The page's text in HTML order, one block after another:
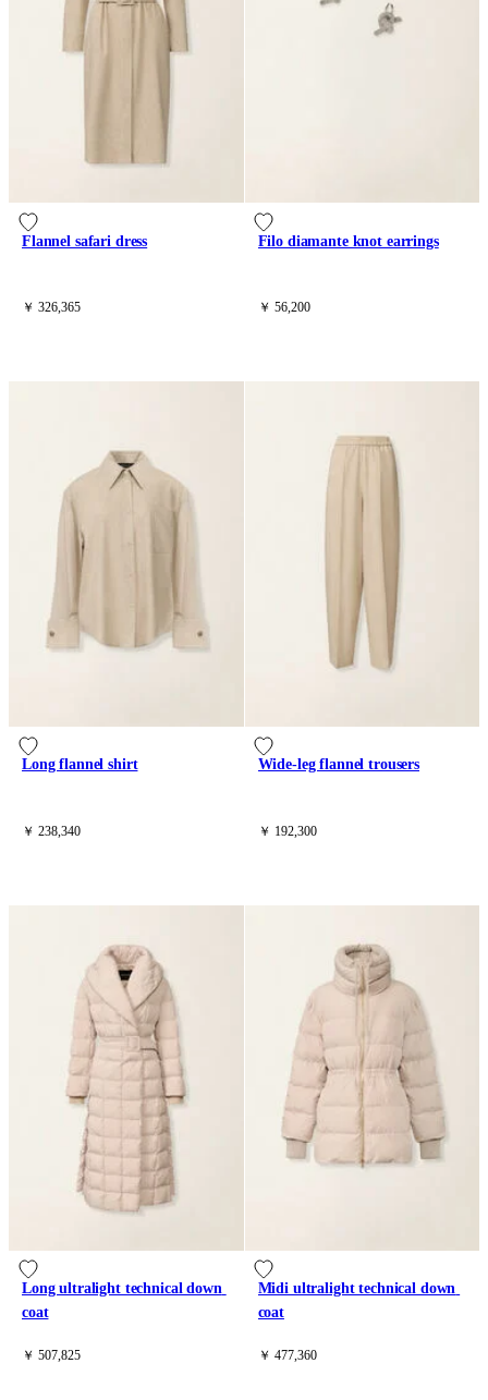
Flannel safari dress
￥ 326,365
Filo diamante knot earrings
￥ 56,200
Long flannel shirt
￥ 238,340
Wide-leg flannel trousers
￥ 192,300
Long ultralight technical down
coat
￥ 507,825
Midi ultralight technical down
coat
￥ 477,360